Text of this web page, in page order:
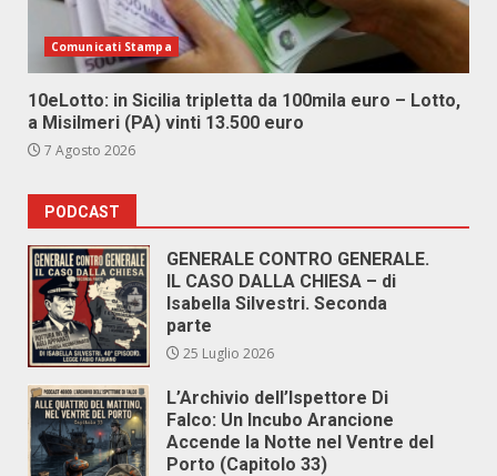
Comunicati Stampa
10eLotto: in Sicilia tripletta da 100mila euro – Lotto,
a Misilmeri (PA) vinti 13.500 euro
7 Agosto 2026
PODCAST
GENERALE CONTRO GENERALE.
IL CASO DALLA CHIESA – di
Isabella Silvestri. Seconda
parte
25 Luglio 2026
L’Archivio dell’Ispettore Di
Falco: Un Incubo Arancione
Accende la Notte nel Ventre del
Porto (Capitolo 33)